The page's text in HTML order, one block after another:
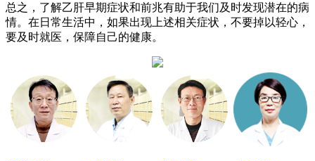
总之，了解乙肝早期症状和前兆有助于我们及时发现潜在的病
情。在日常生活中，如果出现上述相关症状，不要掉以轻心，
要及时就医，保障自己的健康。